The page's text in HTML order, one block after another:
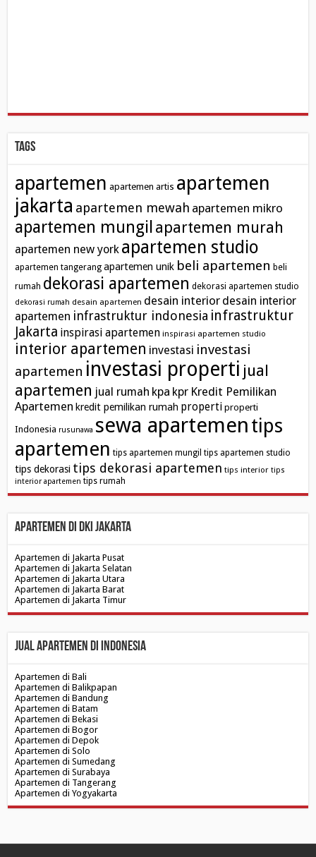
Tags
apartemen apartemen artis apartemen
jakarta apartemen mewah apartemen mikro
apartemen mungil apartemen murah
apartemen new york apartemen studio
apartemen tangerang apartemen unik beli apartemen beli
rumah dekorasi apartemen dekorasi apartemen studio
dekorasi rumah desain apartemen desain interior desain interior
apartemen infrastruktur indonesia infrastruktur
Jakarta inspirasi apartemen inspirasi apartemen studio
interior apartemen investasi investasi
apartemen investasi properti jual
apartemen jual rumah kpa kpr Kredit Pemilikan
Apartemen kredit pemilikan rumah properti properti
Indonesia rusunawa sewa apartementips
apartemen tips apartemen mungil tips apartemen studio
tips dekorasi tips dekorasi apartemen tips interior tips
interior apartemen tips rumah
Apartemen di DKI Jakarta
Apartemen di Jakarta Pusat
Apartemen di Jakarta Selatan
Apartemen di Jakarta Utara
Apartemen di Jakarta Barat
Apartemen di Jakarta Timur
Jual Apartemen di Indonesia
Apartemen di Bali
Apartemen di Balikpapan
Apartemen di Bandung
Apartemen di Batam
Apartemen di Bekasi
Apartemen di Bogor
Apartemen di Depok
Apartemen di Solo
Apartemen di Sumedang
Apartemen di Surabaya
Apartemen di Tangerang
Apartemen di Yogyakarta